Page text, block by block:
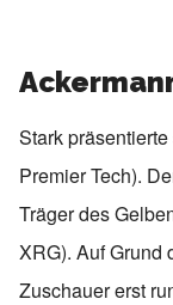
Stark
Premier Tech).
Träger des
XRG). Auf Grund
Zuschauer erst